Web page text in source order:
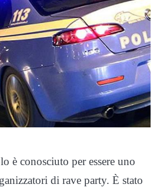
è conosciuto per essere uno
di rave party. È stato